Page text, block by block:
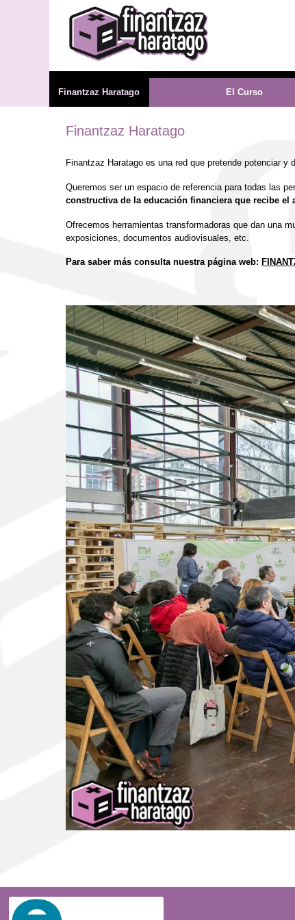
FH
CURSOS
Finantzaz Haratago El Curso
Finantzaz Haratago
Finantzaz Haratago es una red que pretende potenciar y
Queremos ser un espacio de referencia para todas las
constructiva de la educación financiera que recibe el
Ofrecemos herramientas transformadoras que dan una
exposiciones, documentos audiovisuales, etc.
Para saber más consulta nuestra página web: